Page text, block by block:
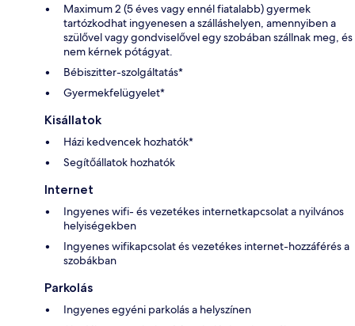
Maximum 2 (5 éves vagy ennél fiatalabb) gyermek
tartózkodhat ingyenesen a szálláshelyen, amennyiben a
szülővel vagy gondviselővel egy szobában szállnak meg, és
nem kérnek pótágyat.
Bébiszitter-szolgáltatás*
Gyermekfelügyelet*
Kisállatok
Házi kedvencek hozhatók*
Segítőállatok hozhatók
Internet
Ingyenes wifi- és vezetékes internetkapcsolat a nyilvános
helyiségekben
Ingyenes wifikapcsolat és vezetékes internet-hozzáférés a
szobákban
Parkolás
Ingyenes egyéni parkolás a helyszínen